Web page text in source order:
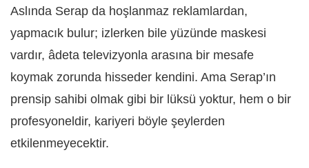
Aslında Serap da hoşlanmaz reklamlardan,
yapmacık bulur; izlerken bile yüzünde maskesi
vardır, âdeta televizyonla arasına bir mesafe
koymak zorunda hisseder kendini. Ama Serap’ın
prensip sahibi olmak gibi bir lüksü yoktur, hem o bir
profesyoneldir, kariyeri böyle şeylerden
etkilenmeyecektir.